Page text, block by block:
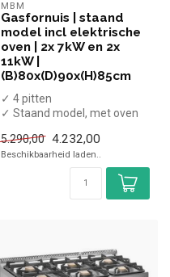
MBM
Gasfornuis | staand
model incl elektrische
oven | 2x 7kW en 2x
11kW |
(B)80x(D)90x(H)85cm
✓ 4 pitten
✓ Staand model, met oven
✓ Gas
5.290,00 4.232,00
Beschikbaarheid laden..